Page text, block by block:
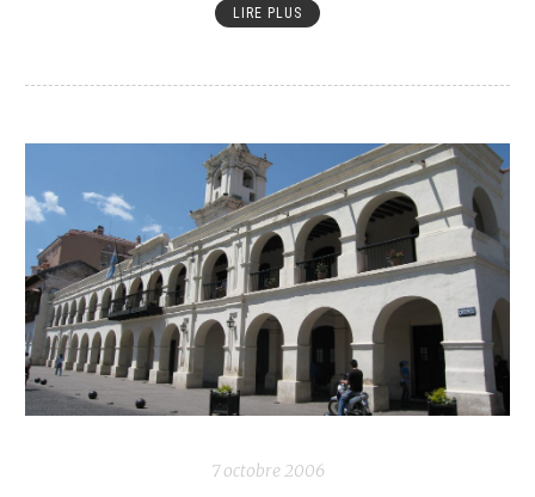
LIRE PLUS
7 octobre 2006